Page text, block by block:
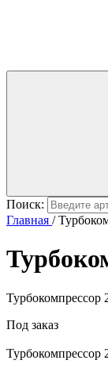
Поиск:
Главная /
Турбокомпрессор
Под заказ
Турбокомпрессор